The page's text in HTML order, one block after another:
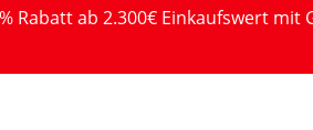
Rabatt ab 2.300€ Einkaufswert mit